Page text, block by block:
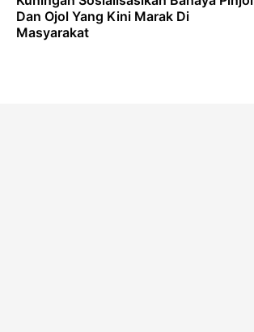
Dan Ojol Yang Kini Marak Di
Masyarakat